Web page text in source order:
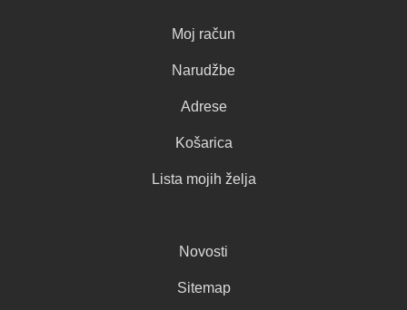
Moj račun
Narudžbe
Adrese
Košarica
Lista mojih želja
Novosti
Sitemap